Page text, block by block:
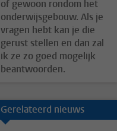
of gewoon rondom het
onderwijsgebouw. Als je
vragen hebt kan je die
gerust stellen en dan zal
ik ze zo goed mogelijk
beantwoorden.
Gerelateerd nieuws